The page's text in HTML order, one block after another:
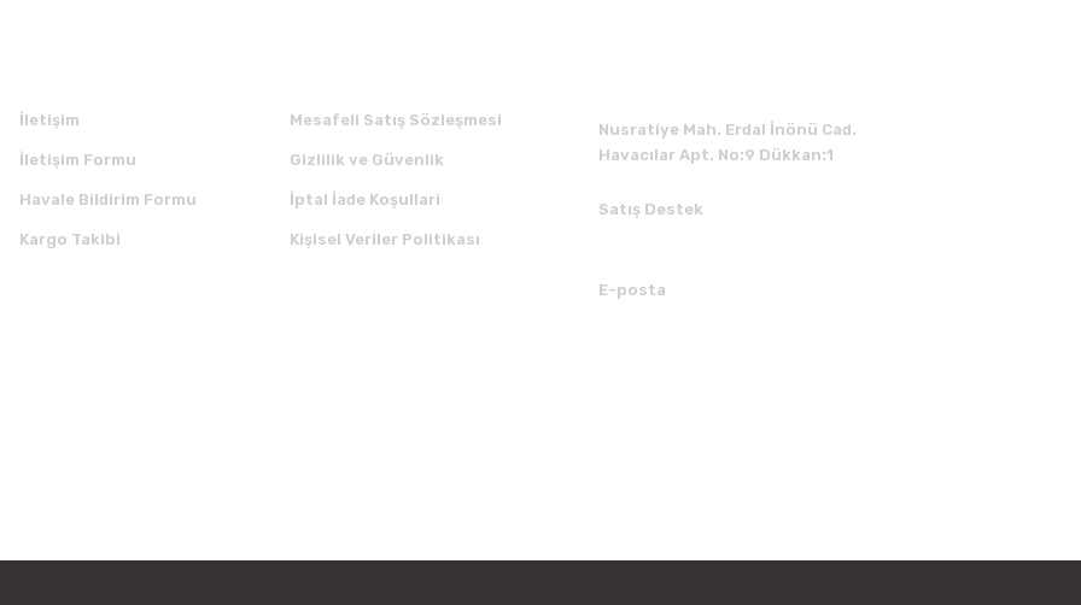
İletişim
İletişim Formu
Havale Bildirim Formu
Kargo Takibi
Mesafeli Satış Sözleşmesi
Gizlilik ve Güvenlik
İptal İade Koşullari
Kişisel Veriler Politikası
Nusratiye Mah. Erdal İnönü Cad.
Havacılar Apt. No:9 Dükkan:1
Satış Destek
E-posta